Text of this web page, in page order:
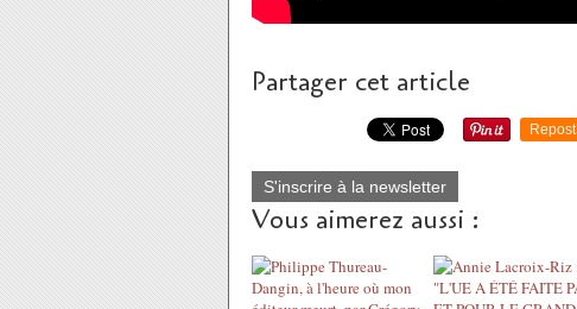
Partager cet article
Repost
S'inscrire à la newsletter
Vous aimerez aussi :